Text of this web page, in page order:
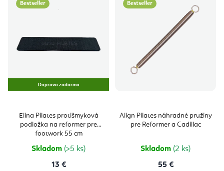
Bestseller
Doprava zadarmo
Elina Pilates protišmyková
podložka na reformer pre
footwork 55 cm
Skladom (>5 ks)
13 €
Bestseller
Align Pilates náhradné pružiny
pre Reformer a Cadillac
Skladom (2 ks)
55 €